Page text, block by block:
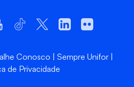
Conosco
Sempre Unifor
de Privacidade